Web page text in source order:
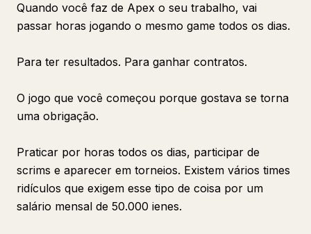
Quando você faz de Apex o seu trabalho, vai
passar horas jogando o mesmo game todos os dias.
Para ter resultados. Para ganhar contratos.
O jogo que você começou porque gostava se torna
uma obrigação.
Praticar por horas todos os dias, participar de
scrims e aparecer em torneios. Existem vários times
ridículos que exigem esse tipo de coisa por um
salário mensal de 50.000 ienes.